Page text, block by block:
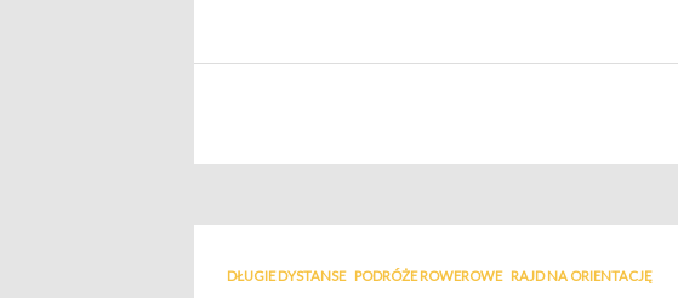
DŁUGIE DYSTANSE PODRÓŻE ROWEROWE RAJD NA ORIENTACJĘ